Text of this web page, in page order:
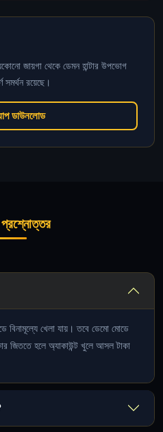
জায়গা থেকে ডেমন হান্টার উপভোগ
রয়েছে।
ডাউনলোড
প্রশ্নোত্তর
বিনামূল্যে খেলা যায়। তবে ডেমো মোডে
জিততে হলে অ্যাকাউন্ট খুলে আসল টাকা